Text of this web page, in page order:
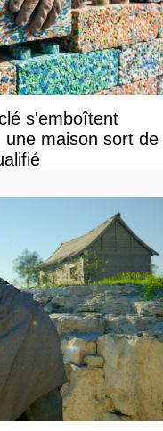
s'emboîtent
maison sort de